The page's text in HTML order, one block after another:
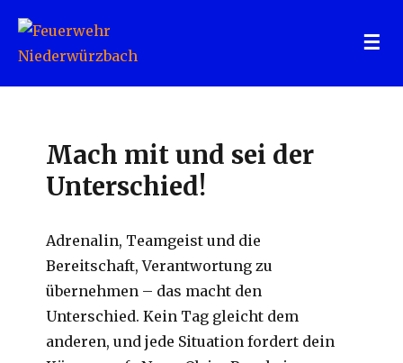
Feuerwehr Niederwürzbach
Mach mit und sei der
Unterschied!
Adrenalin, Teamgeist und die
Bereitschaft, Verantwortung zu
übernehmen – das macht den
Unterschied. Kein Tag gleicht dem
anderen, und jede Situation fordert dein